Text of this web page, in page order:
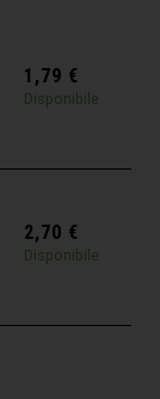
1,79 €
Disponibile
2,70 €
Disponibile